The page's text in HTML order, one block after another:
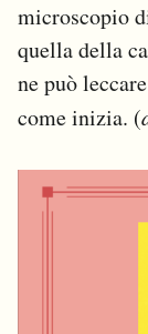
microscopio
quella della
ne può
come inizia. (